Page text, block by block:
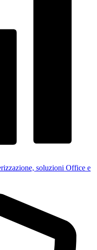
soluzioni Office e